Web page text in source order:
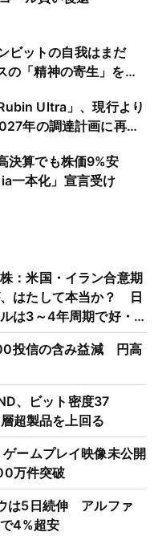
ビットの自我はまだ
「精神の寄生」を神
Ultra」、現行より
年の調達計画に再検
決算でも株価9%安
一本化」宣言受け
米国・イラン合意期
はたして本当か？ 日
は3～4年周期で好・
投信の含み益減 円高
、ビット密度37
超製品を上回る
ゲームプレイ映像未公開
万件突破
は5日続伸 アルファ
4%超安